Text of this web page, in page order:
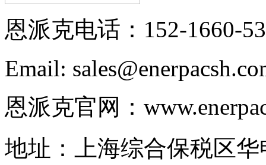
恩派克电话：152-1660-
Email:
恩派克官网：
地址：上海综合保税区华